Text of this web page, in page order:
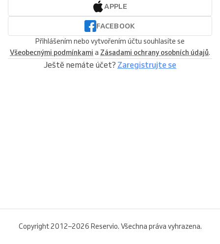
APPLE
FACEBOOK
Přihlášením nebo vytvořením účtu souhlasíte se
Všeobecnými podmínkami a Zásadami ochrany osobních údajů.
Ještě nemáte účet? Zaregistrujte se
Copyright 2012–2026 Reservio. Všechna práva vyhrazena.